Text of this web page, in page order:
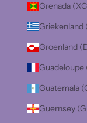
Grenada
Griekenland
Groenland
Guadeloupe
Guatemala
Guernsey